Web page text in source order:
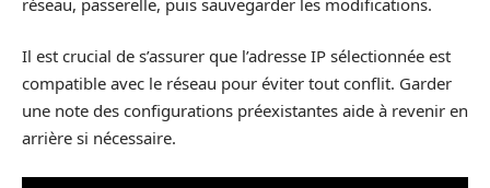
Il est crucial de s’assurer que l’adresse IP sélectionnée est
compatible avec le réseau pour éviter tout conflit. Garder
une note des configurations préexistantes aide à revenir en
arrière si nécessaire.